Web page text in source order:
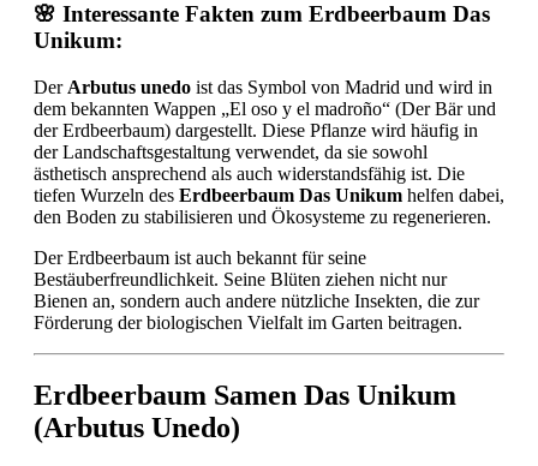
🌸 Interessante Fakten zum Erdbeerbaum Das
Unikum:
Der Arbutus unedo ist das Symbol von Madrid und wird in
dem bekannten Wappen „El oso y el madroño“ (Der Bär und
der Erdbeerbaum) dargestellt. Diese Pflanze wird häufig in
der Landschaftsgestaltung verwendet, da sie sowohl
ästhetisch ansprechend als auch widerstandsfähig ist. Die
tiefen Wurzeln des Erdbeerbaum Das Unikum helfen dabei,
den Boden zu stabilisieren und Ökosysteme zu regenerieren.
Der Erdbeerbaum ist auch bekannt für seine
Bestäuberfreundlichkeit. Seine Blüten ziehen nicht nur
Bienen an, sondern auch andere nützliche Insekten, die zur
Förderung der biologischen Vielfalt im Garten beitragen.
Erdbeerbaum Samen Das Unikum
(Arbutus Unedo)